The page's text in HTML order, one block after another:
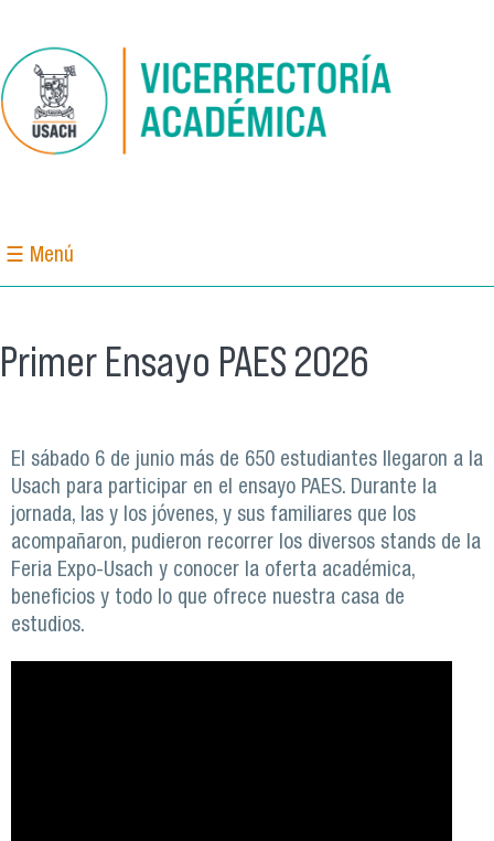
☰ Menú
Primer Ensayo PAES 2026
El sábado 6 de junio más de 650 estudiantes llegaron a la
Usach para participar en el ensayo PAES. Durante la
jornada, las y los jóvenes, y sus familiares que los
acompañaron, pudieron recorrer los diversos stands de la
Feria Expo-Usach y conocer la oferta académica,
beneficios y todo lo que ofrece nuestra casa de
estudios.